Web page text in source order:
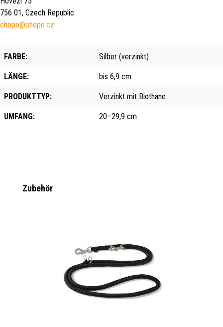
756 01, Czech Republic
chopo@chopo.cz
FARBE: Silber (verzinkt)
LÄNGE: bis 6,9 cm
PRODUKTTYP: Verzinkt mit Biothane
UMFANG: 20–29,9 cm
Produktgalerie überspringen
Zubehör